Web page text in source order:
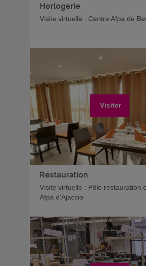
Horlogerie
Visite virtuelle : Centre Afpa de
Visiter
Restauration
Visite virtuelle : Pôle restauration
Afpa d'Ajaccio